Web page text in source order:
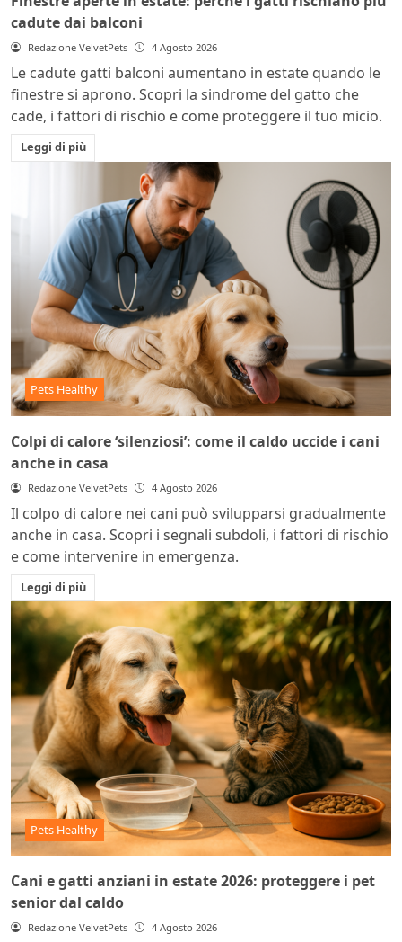
cadute dai balconi
Redazione VelvetPets 4 Agosto 2026
Le cadute gatti balconi aumentano in estate quando le
finestre si aprono. Scopri la sindrome del gatto che
cade, i fattori di rischio e come proteggere il tuo micio.
Leggi di più
Pets Healthy
Colpi di calore ‘silenziosi’: come il caldo uccide i cani
anche in casa
Redazione VelvetPets 4 Agosto 2026
Il colpo di calore nei cani può svilupparsi gradualmente
anche in casa. Scopri i segnali subdoli, i fattori di rischio
e come intervenire in emergenza.
Leggi di più
Pets Healthy
Cani e gatti anziani in estate 2026: proteggere i pet
senior dal caldo
Redazione VelvetPets 4 Agosto 2026